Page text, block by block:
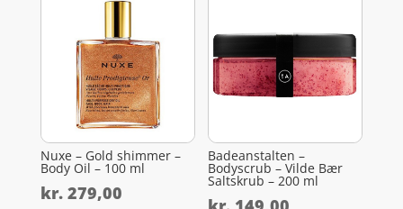
Nuxe – Gold shimmer –
Body Oil – 100 ml
kr.279,00
Badeanstalten –
Bodyscrub – Vilde Bær
Saltskrub – 200 ml